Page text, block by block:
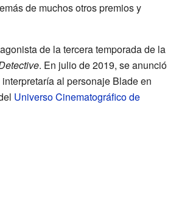
de muchos otros premios y
de la tercera temporada de la
. En julio de 2019, se anunció
al personaje Blade en
Universo Cinematográfico de